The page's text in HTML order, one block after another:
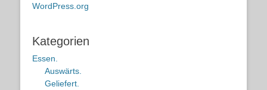
WordPress.org
Kategorien
Essen.
Auswärts.
Geliefert.